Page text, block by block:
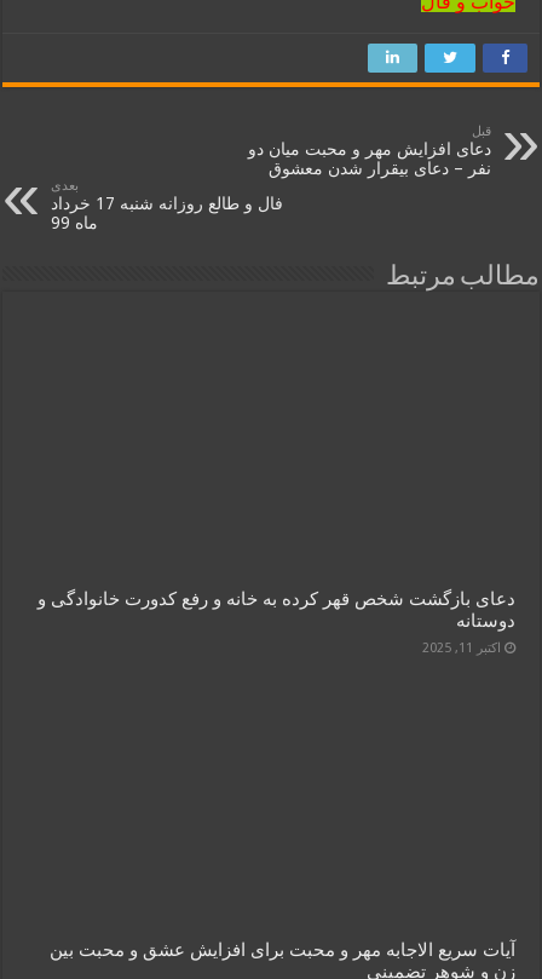
قبل
دعای افزایش مهر و محبت میان دو
نفر – دعای بیقرار شدن معشوق
بعدی
فال و طالع روزانه شنبه 17 خرداد
ماه 99
مطالب مرتبط
دعای بازگشت شخص قهر کرده به خانه و رفع کدورت خانوادگی و
دوستانه
اکتبر 11, 2025
آیات سریع الاجابه مهر و محبت برای افزایش عشق و محبت بین
زن و شوهر تضمینی